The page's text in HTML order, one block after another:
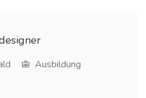
Ausbildung